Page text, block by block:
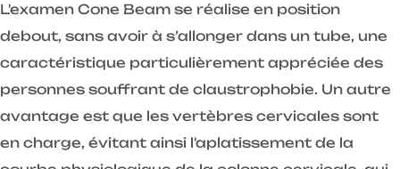
L'examen Cone Beam se réalise en position
debout, sans avoir à s’allonger dans un tube, une
caractéristique particulièrement appréciée des
personnes souffrant de claustrophobie. Un autre
avantage est que les vertèbres cervicales sont
en charge, évitant ainsi l'aplatissement de la